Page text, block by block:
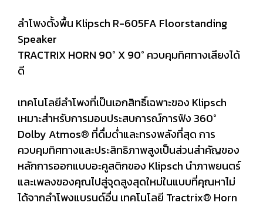
ลำโพงตั้งพื้น Klipsch R-605FA Floorstanding
Speaker
TRACTRIX HORN 90° X 90° ควบคุมทิศทางเสียงได้
ดี
เทคโนโลยีลำโพงที่เป็นเอกสิทธิ์เฉพาะของ Klipsch
เหมาะสำหรับการมอบประสบการณ์การฟัง 360°
Dolby Atmos® ที่ดื่มด่ำและทรงพลังที่สุด การ
ควบคุมทิศทางและประสิทธิภาพสูงเป็นส่วนสำคัญของ
หลักการออกแบบอะคูสติกของ Klipsch นำภาพยนตร์
และเพลงของคุณไปสู่จุดสูงสุดใหม่ในแบบที่คุณหาไม่
ได้จากลำโพงแบรนด์อื่น เทคโนโลยี Tractrix® Horn